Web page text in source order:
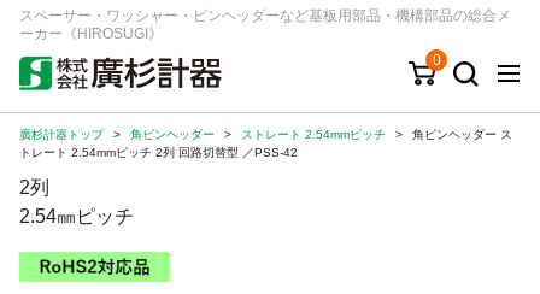
スペーサー・ワッシャー・ピンヘッダーなど基板用部品・機構部品の総合メ
ーカー《HIROSUGI》
0
キーワード 品番/シリーズ
商品カテゴリから探す
ジャンルから探す
シリーズから探す
廣杉計器トップ > 角ピンヘッダー > ストレート 2.54mmピッチ >
角ピンヘッダー ス
トレート 2.54mmピッチ 2列 回路切替型 ／PSS-42
2列
2.54㎜ピッチ